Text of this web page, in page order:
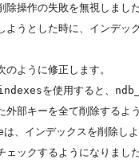
除操作の失敗を無視しまし
ようとした時に、インデッ
ように修正します。
を使用すると、
外部キーを全て削除するよ
ンデックスを削除しよ
ェックするようになりました